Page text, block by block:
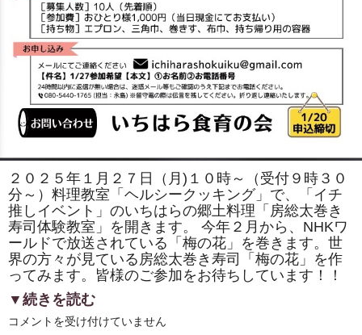
２０２５年１月２７日（月)１０時～（受付９時３０
分～）料理教室「ヘルシークッキング」で、「イチ
推しイベント」のいちはらの郷土料理「房総太巻き
寿司体験教室」を開きます。 今年２月から、NHKワ
ールドで放送されている「梅の花」を巻きます。世
界の方々が見ている房総太巻き寿司「梅の花」を作
ってみます。皆様のご参加をお待ちしています！！
▼続きを読む
市
コメントを受け付けていません